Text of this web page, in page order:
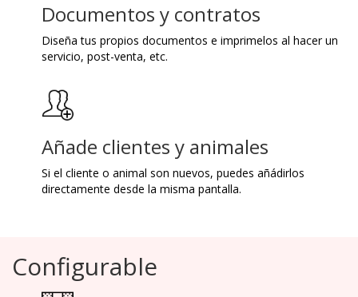
Documentos y contratos
Diseña tus propios documentos e imprimelos al hacer un
servicio, post-venta, etc.
Añade clientes y animales
Si el cliente o animal son nuevos, puedes añádirlos
directamente desde la misma pantalla.
Configurable